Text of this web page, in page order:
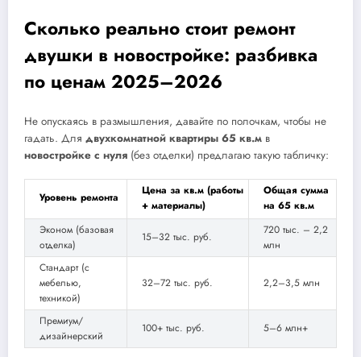
Сколько реально стоит ремонт
двушки в новостройке: разбивка
по ценам 2025–2026
Не опускаясь в размышления, давайте по полочкам, чтобы не
гадать. Для двухкомнатной квартиры 65 кв.м в
новостройке с нуля (без отделки) предлагаю такую табличку:
Уровень ремонта
Цена за кв.м (работы
+ материалы)
Общая сумма
на 65 кв.м
Эконом (базовая
отделка)
15–32 тыс. руб.
720 тыс. – 2,2
млн
Стандарт (с
мебелью,
техникой)
32–72 тыс. руб. 2,2–3,5 млн
Премиум/
дизайнерский
100+ тыс. руб. 5–6 млн+